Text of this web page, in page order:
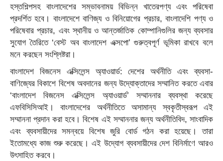
হস্তশিল্পসহ বাংলাদেশের সম্ভাবনাময় বিভিন্ন খাতেরপণ্য এবং পরিষেবা
প্রদর্শিত হবে। বাংলাদেশে বাণিজ্য ও বিনিয়োগের প্রচার, বাংলাদেশি পণ্য ও
পরিষেবার প্রচার, এবং স্থানীয় ও আন্তর্জাতিক কোম্পানিগুলির জন্য ব্যবসার
সুযোগ তৈরিতে ‘বেস্ট অব বাংলাদেশ এক্সপো’ গুরুত্বপূর্ণ ভূমিকা রাখবে বলে
মনে করছেন সংশ্লিষ্টরা।
বাংলাদেশ বিজনেস এক্সিলেন্স অ্যাওয়ার্ড: দেশের অর্থনীতি এবং ব্যবসা-
বাণিজ্যের বিকাশে বিশেষ অবদানের জন্য উদ্যোক্তাদের সম্মানিত করতে এবার
‘বাংলাদেশ বিজনেস এক্সিলেন্স অ্যাওয়ার্ড’ সম্মাননার ব্যবস্থা করেছে
এফবিসিসিআই। বাংলাদেশের অর্থনীতিতে অসামান্য স্বকৃতীস্বরূপ এই
সম্মাননা প্রদান করা হবে। বিশেষ এই সম্মাননার জন্য অর্থনীতিবিদ, সাংবাদিক
এবং ব্যবসায়ীদের সমন্বয়ে বিশেষ জুরি বোর্ড গঠন করা হয়েছে। তারা
ইতোমধ্যে কাজ শুরু করেছে। এই উদ্যোগ ব্যবসায়ীদের দেশ বিনির্মাণে আরও
উৎসাহিত করবে।